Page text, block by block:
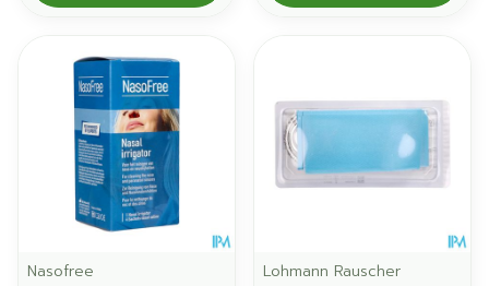
Nasofree
Lohmann Rauscher